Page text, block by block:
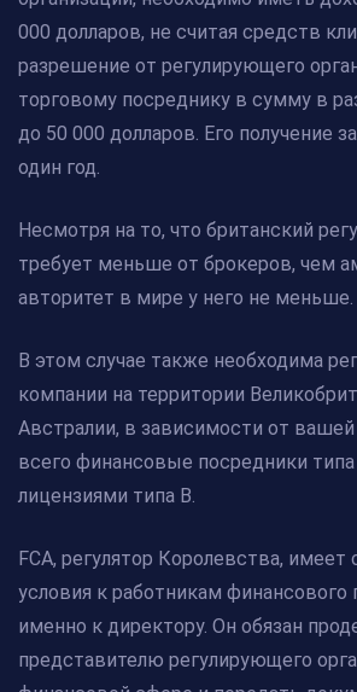
000 долларов, не считая средств
разрешение от регулирующего
торговому посреднику в сумму в
до 50 000 долларов. Его получение
один год.
Несмотря на то, что британский
требует меньше от брокеров, чем
авторитет в мире у него не меньше.
В этом случае также необходима
компании на территории
Австралии, в зависимости от
всего финансовые посредники
лицензиями типа В.
FCA, регулятор Королевства, имеет
условия к работникам финансового
именно к директору. Он обязан
представителю регулирующего